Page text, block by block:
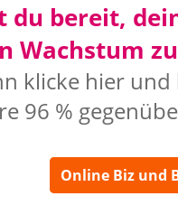
du bereit,
Wachstum
klicke hier und
96 %
Online Biz und